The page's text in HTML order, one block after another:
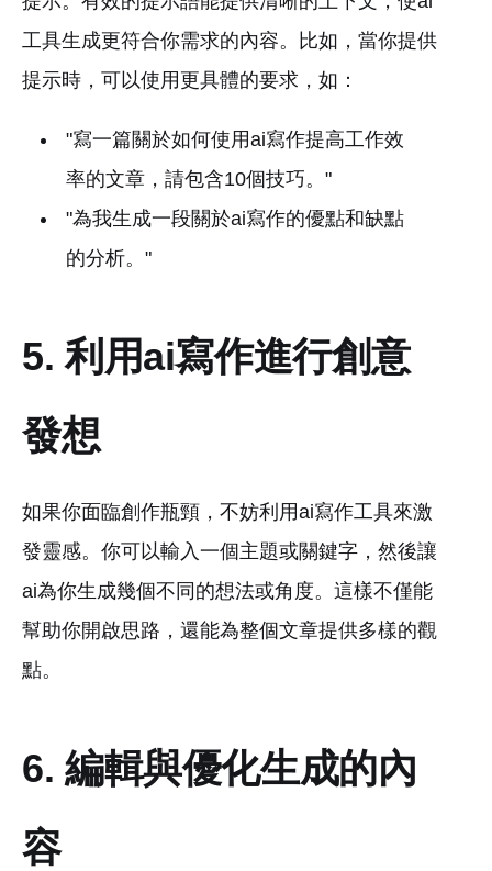
工具生成更符合你需求的內容。比如，當你提供
提示時，可以使用更具體的要求，如：
"寫一篇關於如何使用ai寫作提高工作效
率的文章，請包含10個技巧。"
"為我生成一段關於ai寫作的優點和缺點
的分析。"
5. 利用ai寫作進行創意
發想
如果你面臨創作瓶頸，不妨利用ai寫作工具來激
發靈感。你可以輸入一個主題或關鍵字，然後讓
ai為你生成幾個不同的想法或角度。這樣不僅能
幫助你開啟思路，還能為整個文章提供多樣的觀
點。
6. 編輯與優化生成的內
容